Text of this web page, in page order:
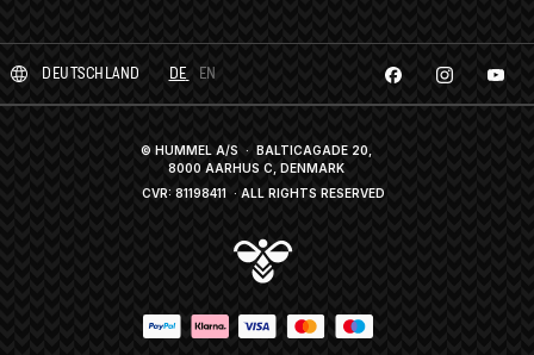
DEUTSCHLAND DE EN
© HUMMEL A/S · BALTICAGADE 20,
8000 AARHUS C, DENMARK
CVR: 81198411 · ALL RIGHTS RESERVED